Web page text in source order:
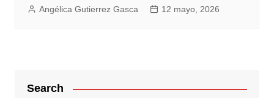
Angélica Gutierrez Gasca 12 mayo, 2026
Search